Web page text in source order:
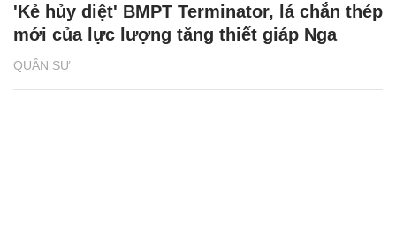
QUÂN SỰ
'Kẻ hủy diệt' BMPT Terminator, lá chắn thép
mới của lực lượng tăng thiết giáp Nga